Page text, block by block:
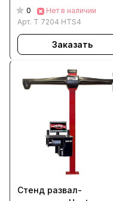
Техно Вектор 7 Truck T
7204 HTS4
0
Нет в наличии
Арт. T 7204 HTS4
Заказать
Стенд развал-